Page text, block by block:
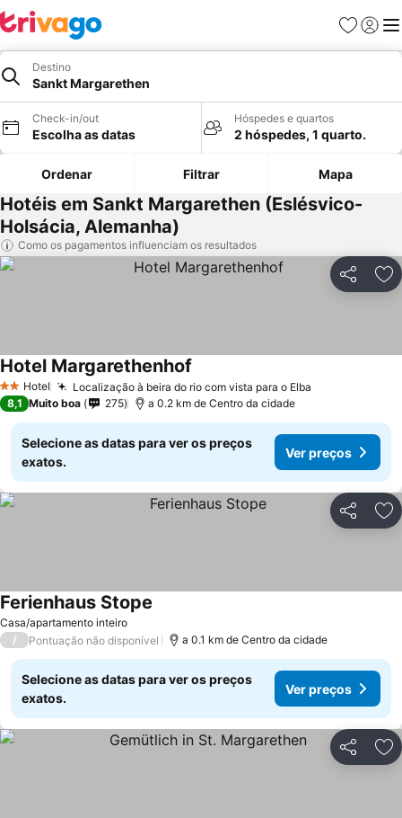
Favoritos
Iniciar
Destino
Sankt Margarethen
Check-in/out
Escolha as datas
Hóspedes e quartos
2 hóspedes, 1 quarto.
Ordenar Filtrar Mapa
Hotéis em Sankt Margarethen (Eslésvico-
Holsácia, Alemanha)
Como os pagamentos influenciam os resultados
Partilhar
2 Estrelas
Hotel Localização à beira do rio com vista para o Elba
Hotel Margarethenhof
8,1 Muito boa 275 a 0.2 km de Centro da cidade
Selecione as datas para ver os preços
exatos.
Ver preços
Partilhar
Casa/apartamento inteiro
Ferienhaus Stope
/ Pontuação não disponível a 0.1 km de Centro da cidade
Selecione as datas para ver os preços
exatos.
Ver preços
Partilhar